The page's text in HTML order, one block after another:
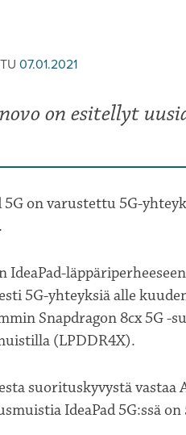
07.01.2021
on esitellyt
5G on varustettu 5G-
IdeaPad-
5G-yhteyksiä alle
Snapdragon 8cx 5G
(LPDDR4X).
suorituskyvystä
IdeaPad 5G:ssä on